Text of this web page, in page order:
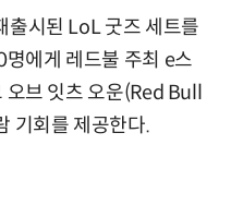
출시된 LoL 굿즈 세트를
에게 레드불 주최 e스
브 잇츠 오운(Red Bull
기회를 제공한다.